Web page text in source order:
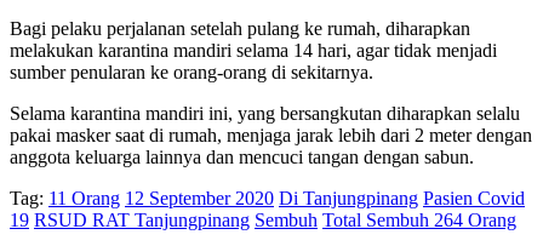
Bagi pelaku perjalanan setelah pulang ke rumah, diharapkan
melakukan karantina mandiri selama 14 hari, agar tidak menjadi
sumber penularan ke orang-orang di sekitarnya.
Selama karantina mandiri ini, yang bersangkutan diharapkan selalu
pakai masker saat di rumah, menjaga jarak lebih dari 2 meter dengan
anggota keluarga lainnya dan mencuci tangan dengan sabun.
Tag: 11 Orang 12 September 2020 Di Tanjungpinang Pasien Covid
19 RSUD RAT Tanjungpinang Sembuh Total Sembuh 264 Orang